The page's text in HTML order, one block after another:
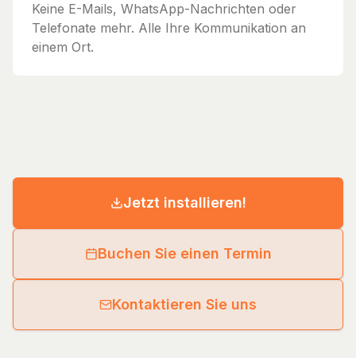
Keine E-Mails, WhatsApp-Nachrichten oder
Telefonate mehr. Alle Ihre Kommunikation an
einem Ort.
Jetzt installieren!
Buchen Sie einen Termin
Kontaktieren Sie uns